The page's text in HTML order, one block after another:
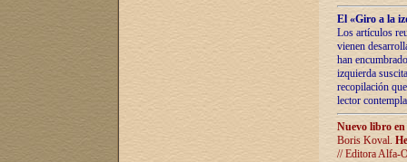
El «Giro a la
Los artículos
vienen
han
izquierda
recopilación
lector
Nuevo libro
Boris Koval.
// Editora Alfa-